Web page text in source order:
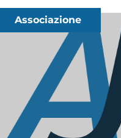
Associazione